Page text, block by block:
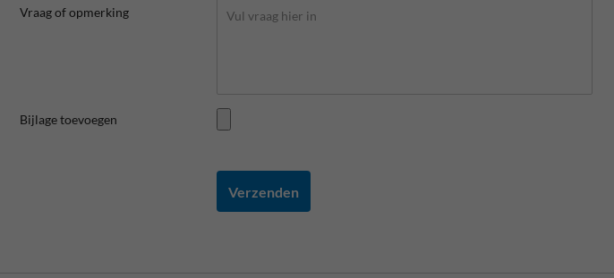
Vraag of opmerking
Bijlage toevoegen
Verzenden